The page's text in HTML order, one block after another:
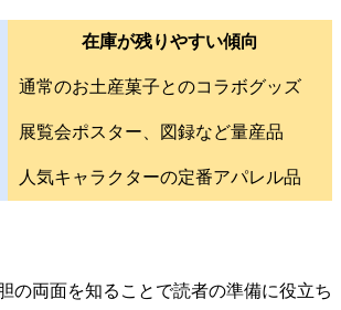
在庫が残りやすい傾向
通常のお土産菓子とのコラボグッズ
展覧会ポスター、図録など量産品
人気キャラクターの定番アパレル品
の両面を知ることで読者の準備に役立ち